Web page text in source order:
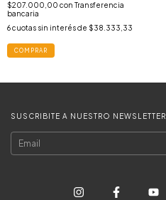
$207.000,00 con Transferencia
bancaria
6cuotas sin interés de $38.333,33
COMPRAR
SUSCRIBITE A NUESTRO NEWSLETTER